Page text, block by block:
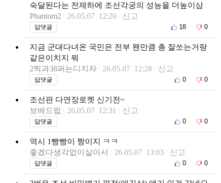
숙달된다는 전제하에 조선각궁의 성능을 더높이삼
Phantom2
26.05.07 12:20 신고
답댓글 18 0
지금 군대다녀온 국민은 전부 왠만큼 총 잘쏘는거랑
같은이치지 뭐
2찍과38퍼는디지자
26.05.07 12:28 신고
답댓글 0 0
조선판 다연장로켓 신기전~
보배드립
26.05.07 12:31 신고
답댓글 0 0
역시 1빵빵이 짱이지 ㅋㅋ
좋겠다생각없이살아서
26.05.07 13:03 신고
답댓글 0 0